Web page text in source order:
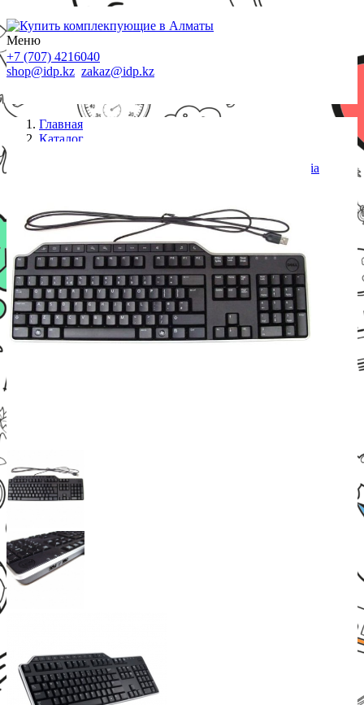
Меню
+7 (707) 4216040
shop@idp.kz zakaz@idp.kz
Главная
Каталог
Клавиатура Dell KB-522 Wired Business Multimedia